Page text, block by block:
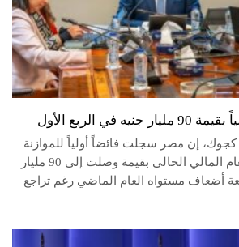
الربع الأول
كجوك، إن مصر سجلت فائضاً أولياً للموازنة
خلال الربع الأول من العام المالي الحالى بقيمة وصلت إلى 90 مليار
أضعاف مستواه العام الماضي رغم تراجع